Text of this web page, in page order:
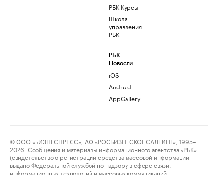
РБК Курсы
Школа
управления
РБК
РБК
Новости
iOS
Android
AppGallery
© ООО «БИЗНЕСПРЕСС», АО «РОСБИЗНЕСКОНСАЛТИНГ», 1995–
2026. Сообщения и материалы информационного агентства «РБК»
(свидетельство о регистрации средства массовой информации
выдано Федеральной службой по надзору в сфере связи,
информационных технологий и массовых коммуникаций